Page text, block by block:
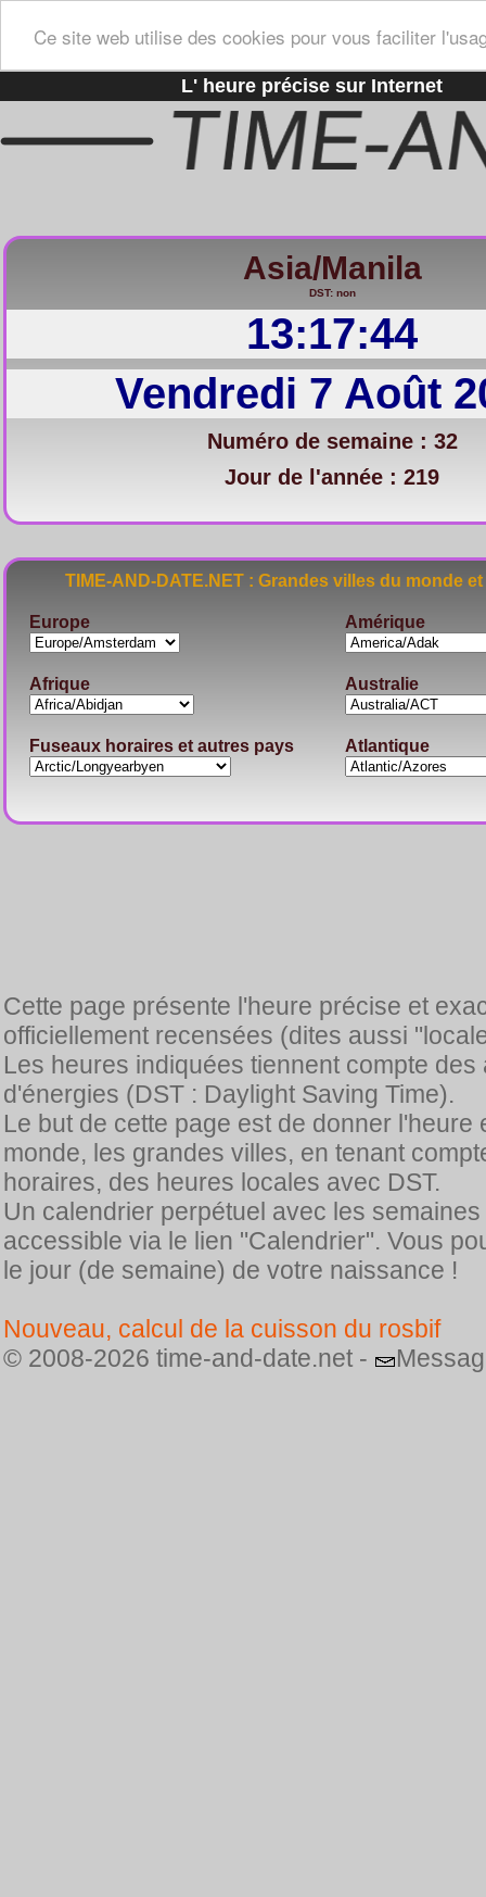
Ce site web utilise des cookies pour vous faciliter
L' heure précise sur Internet
Asia/Manila
DST: non
13:17:44
Vendredi 7 Août
Numéro de semaine : 32
Jour de l'année : 219
TIME-AND-DATE.NET : Grandes villes du
Europe Amérique
Afrique Australie
Fuseaux horaires et autres pays Atlantique
Cette page présente l'heure précise et
officiellement recensées (dites aussi
Les heures indiquées tiennent compte
d'énergies (DST : Daylight Saving Time).
Le but de cette page est de donner
monde, les grandes villes, en tenant
horaires, des heures locales avec DST.
Un calendrier perpétuel avec les
accessible via le lien "Calendrier". Vous
le jour (de semaine) de votre naissance !
Nouveau, calcul de la cuisson du rosbif
© 2008-2026 time-and-date.net -